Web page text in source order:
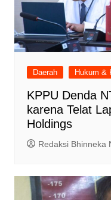
Daerah Hukum &
KPPU Denda
karena Telat
Holdings
Redaksi Bhinneka